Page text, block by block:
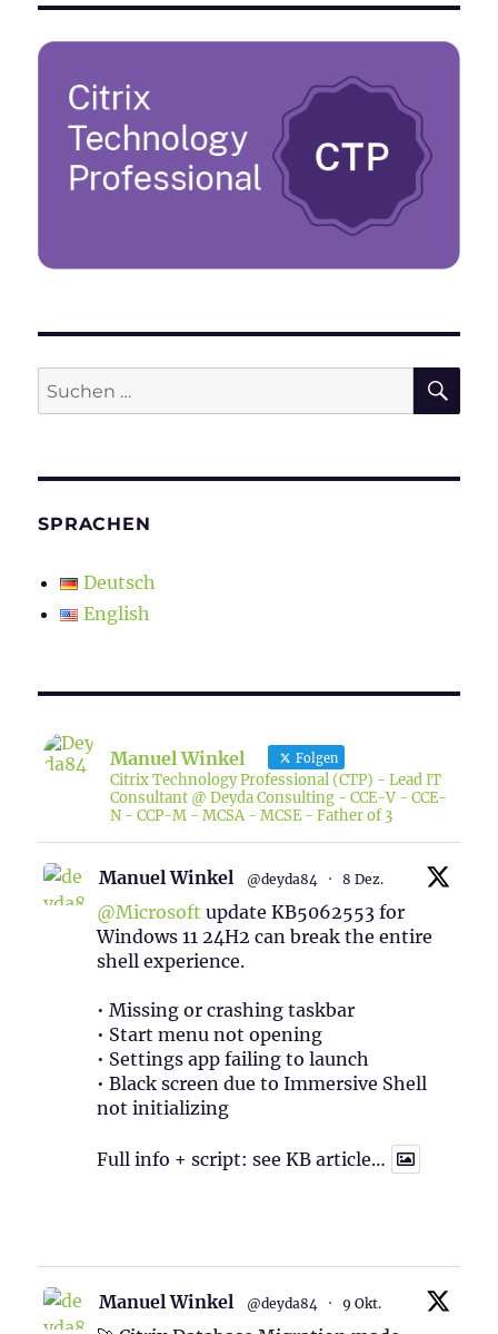
Virtual
and
7
1811
Suchen
nach:
SPRACHEN
Deutsch
English
Manuel Winkel Folgen
Citrix Technology Professional (CTP) - Lead IT
Consultant @ Deyda Consulting - CCE-V - CCE-
N - CCP-M - MCSA - MCSE - Father of 3
Manuel Winkel @deyda84 · 8 Dez.
@Microsoft update KB5062553 for
Windows 11 24H2 can break the entire
shell experience.
• Missing or crashing taskbar
• Start menu not opening
• Settings app failing to launch
• Black screen due to Immersive Shell
not initializing
Full info + script: see KB article…
Manuel Winkel @deyda84 · 9 Okt.